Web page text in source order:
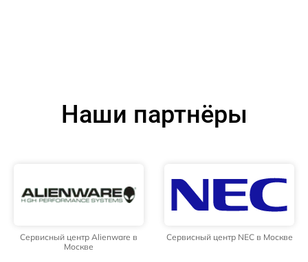
Наши партнёры
Сервисный центр Alienware в
Москве
Сервисный центр NEC в Москве